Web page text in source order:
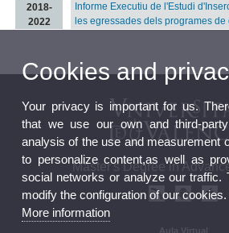
2018-
2022
Informe Executiu de l'Estudi
les egressades dels programes
Master's Degree in
Aula Virtual
Cookies and
Your privacy is important for us.
that we use our own and third-
analysis of the use and measurement
to personalize content,as well as
social networks or analyze our traffic.
modify the configuration of our
More information